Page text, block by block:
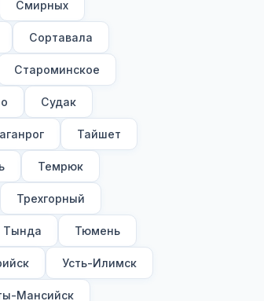
Смирных
Сортавала
Староминское
Судак
Тайшет
Темрюк
Трехгорный
Тында Тюмень
Усть-Илимск
Мансийск